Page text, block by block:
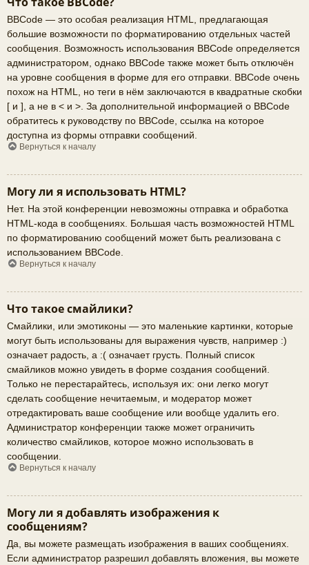
BBCode — это особая реализация HTML, предлагающая
большие возможности по форматированию отдельных частей
сообщения. Возможность использования BBCode определяется
администратором, однако BBCode также может быть отключён
на уровне сообщения в форме для его отправки. BBCode очень
похож на HTML, но теги в нём заключаются в квадратные скобки
[ и ], а не в < и >. За дополнительной информацией о BBCode
обратитесь к руководству по BBCode, ссылка на которое
доступна из формы отправки сообщений.
Вернуться к началу
Могу ли я использовать HTML?
Нет. На этой конференции невозможны отправка и обработка
HTML-кода в сообщениях. Большая часть возможностей HTML
по форматированию сообщений может быть реализована с
использованием BBCode.
Вернуться к началу
Что такое смайлики?
Смайлики, или эмотиконы — это маленькие картинки, которые
могут быть использованы для выражения чувств, например :)
означает радость, а :( означает грусть. Полный список
смайликов можно увидеть в форме создания сообщений.
Только не перестарайтесь, используя их: они легко могут
сделать сообщение нечитаемым, и модератор может
отредактировать ваше сообщение или вообще удалить его.
Администратор конференции также может ограничить
количество смайликов, которое можно использовать в
сообщении.
Вернуться к началу
Могу ли я добавлять изображения к
сообщениям?
Да, вы можете размещать изображения в ваших сообщениях.
Если администратор разрешил добавлять вложения, вы можете